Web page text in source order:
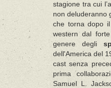
stagione tra cui
non deluderanno
che torna dopo
western dal
genere degli
dell'America del
cast senza
prima
Samuel L.